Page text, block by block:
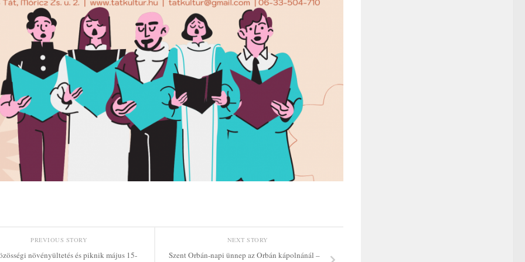
NEXT STORY
Szent Orbán-napi ünnep az Orbán kápolnánál –
PREVIOUS STORY
növényültetés és piknik május 15-